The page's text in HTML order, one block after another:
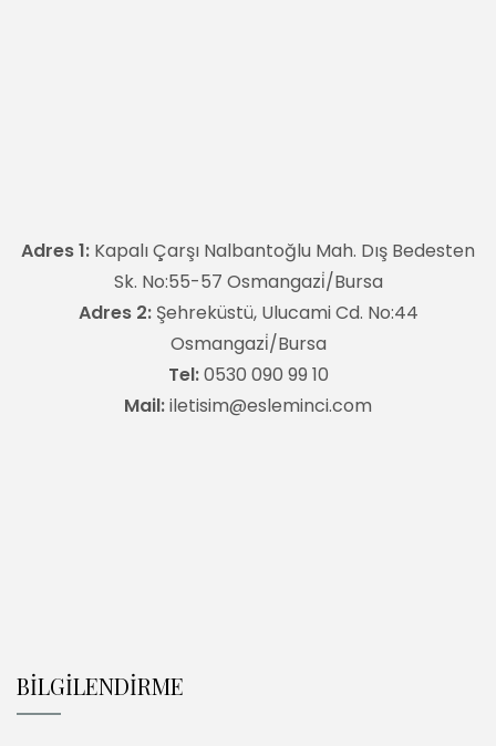
Adres 1: Kapalı Çarşı Nalbantoğlu Mah. Dış Bedesten
Sk. No:55-57 Osmangazi̇/Bursa
Adres 2:Şehreküstü, Ulucami Cd. No:44
Osmangazi̇/Bursa
Tel:0530 090 99 10
Mail:iletisim@esleminci.com
BİLGİLENDİRME